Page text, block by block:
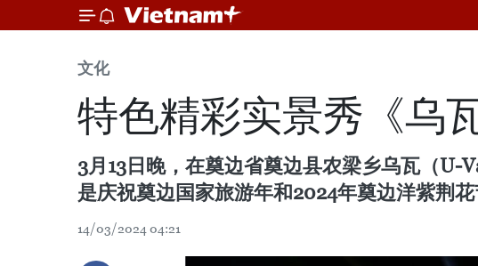
文化
特色精彩实景秀《乌
3月13日晚，在奠边省奠边县农梁乡乌瓦（U-
是庆祝奠边国家旅游年和2024年奠边洋紫荆花
14/03/2024 04:21